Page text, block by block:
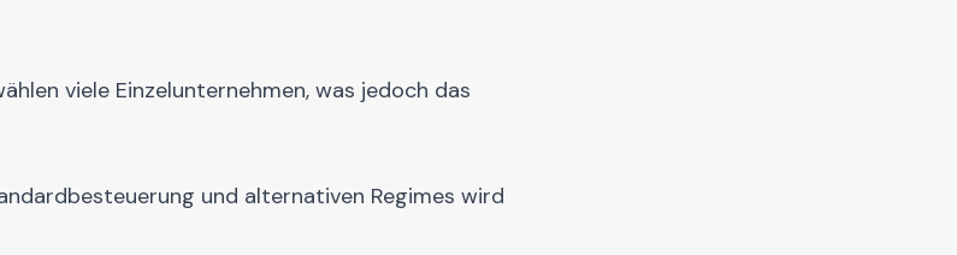
viele Einzelunternehmen, was jedoch das
und alternativen Regimes wird